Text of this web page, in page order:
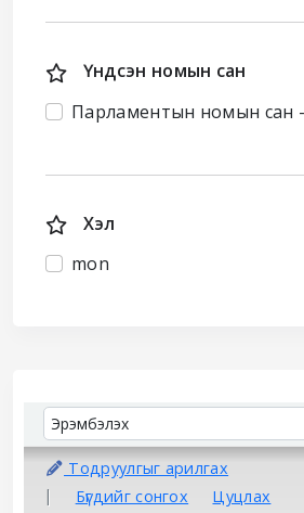
Үндсэн номын сан
Парламентын номын сан
Хэл
mon
SortSort by:
Тодруулгыг арилгах
Бүгдийг сонгох
Цуцлах